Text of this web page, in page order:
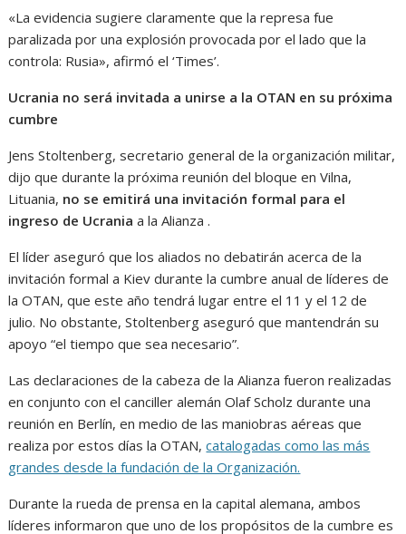
«La evidencia sugiere claramente que la represa fue
paralizada por una explosión provocada por el lado que la
controla: Rusia», afirmó el ‘Times’.
Ucrania no será invitada a unirse a la OTAN en su próxima
cumbre
Jens Stoltenberg, secretario general de la organización militar,
dijo que durante la próxima reunión del bloque en Vilna,
Lituania, no se emitirá una invitación formal para el
ingreso de Ucrania a la Alianza .
El líder aseguró que los aliados no debatirán acerca de la
invitación formal a Kiev durante la cumbre anual de líderes de
la OTAN, que este año tendrá lugar entre el 11 y el 12 de
julio. No obstante, Stoltenberg aseguró que mantendrán su
apoyo “el tiempo que sea necesario”.
Las declaraciones de la cabeza de la Alianza fueron realizadas
en conjunto con el canciller alemán Olaf Scholz durante una
reunión en Berlín, en medio de las maniobras aéreas que
realiza por estos días la OTAN,catalogadas como las más
grandes desde la fundación de la Organización.
Durante la rueda de prensa en la capital alemana, ambos
líderes informaron que uno de los propósitos de la cumbre es